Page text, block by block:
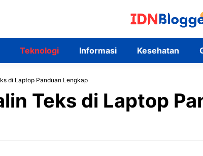
Teknologi Informasi Kesehatan
di Laptop Panduan Lengkap
Teks di Laptop